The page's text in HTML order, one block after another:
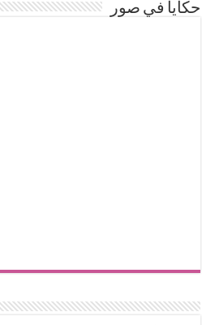
حكايا في صور